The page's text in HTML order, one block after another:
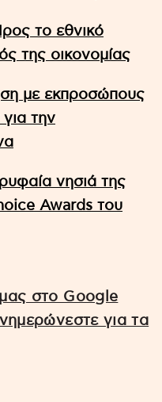
το εθνικό
της οικονομίας
με εκπροσώπους
την
νησιά της
Awards του
στο Google
για τα